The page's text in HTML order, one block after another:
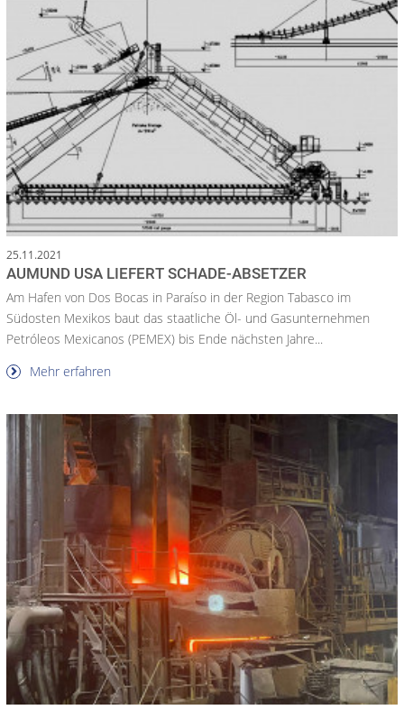
25.11.2021
AUMUND USA LIEFERT SCHADE-ABSETZER
Am Hafen von Dos Bocas in Paraíso in der Region Tabasco im
Südosten Mexikos baut das staatliche Öl- und Gasunternehmen
Petróleos Mexicanos (PEMEX) bis Ende nächsten Jahre...
Mehr erfahren